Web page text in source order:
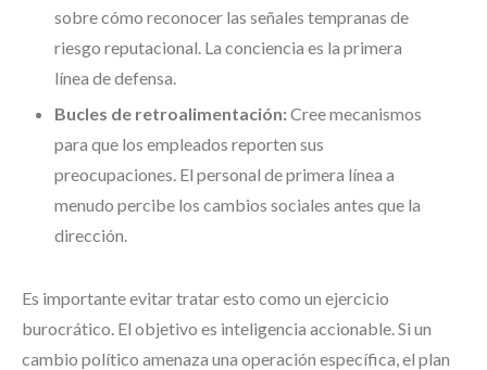
sobre cómo reconocer las señales tempranas de
riesgo reputacional. La conciencia es la primera
línea de defensa.
Bucles de retroalimentación:Cree mecanismos
para que los empleados reporten sus
preocupaciones. El personal de primera línea a
menudo percibe los cambios sociales antes que la
dirección.
Es importante evitar tratar esto como un ejercicio
burocrático. El objetivo es inteligencia accionable. Si un
cambio político amenaza una operación específica, el plan